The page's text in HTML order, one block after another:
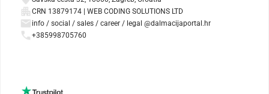
CRN 13879174 | WEB CODING SOLUTIONS LTD
info / social / sales / career / legal @dalmacijaportal.hr
+385998705760